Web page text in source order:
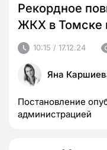
Рекордное
ЖКХ в Томске
10:15 / 17.12.24
Яна
Постановление
администрацией